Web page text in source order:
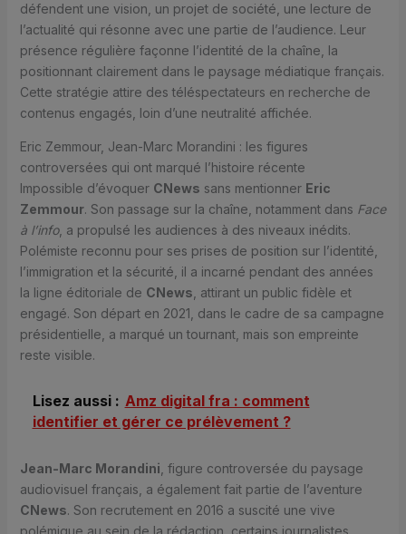
défendent une vision, un projet de société, une lecture de
l’actualité qui résonne avec une partie de l’audience. Leur
présence régulière façonne l’identité de la chaîne, la
positionnant clairement dans le paysage médiatique français.
Cette stratégie attire des téléspectateurs en recherche de
contenus engagés, loin d’une neutralité affichée.
Eric Zemmour, Jean-Marc Morandini : les figures
controversées qui ont marqué l’histoire récente
Impossible d’évoquer CNews sans mentionner Eric
Zemmour. Son passage sur la chaîne, notamment dans Face
à l’info, a propulsé les audiences à des niveaux inédits.
Polémiste reconnu pour ses prises de position sur l’identité,
l’immigration et la sécurité, il a incarné pendant des années
la ligne éditoriale de CNews , attirant un public fidèle et
engagé. Son départ en 2021, dans le cadre de sa campagne
présidentielle, a marqué un tournant, mais son empreinte
reste visible.
Lisez aussi : Amz digital fra : comment
identifier et gérer ce prélèvement ?
Jean-Marc Morandini , figure controversée du paysage
audiovisuel français, a également fait partie de l’aventure
CNews. Son recrutement en 2016 a suscité une vive